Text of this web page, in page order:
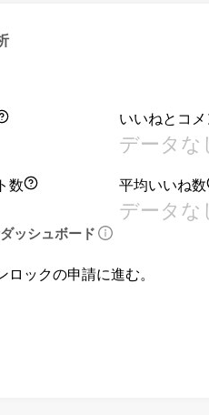
いいねとコ
データな
数 平均いいね数
データな
ッシュボード
ックの申請に進む。